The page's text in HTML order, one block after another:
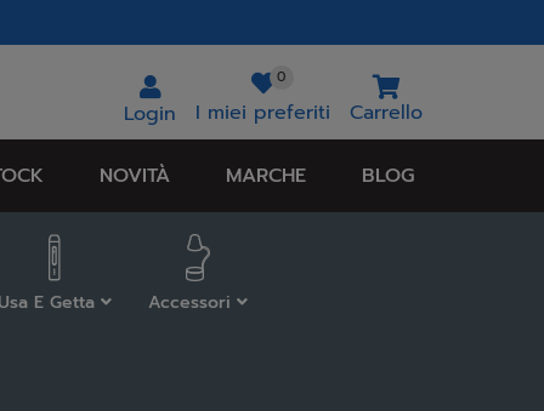
Login
0
I miei preferiti Carrello
NOVITÀ MARCHE BLOG
Usa E Getta Accessori